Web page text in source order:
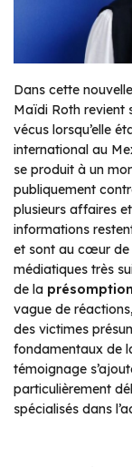
Dans cette
Maïdi Roth revient
vécus lorsqu’elle
international au
se produit à un
publiquement
plusieurs affaires
informations
et sont au cœur de
médiatiques très
de la
vague de
des victimes
fondamentaux de
témoignage
particulièrement
spécialisés dans